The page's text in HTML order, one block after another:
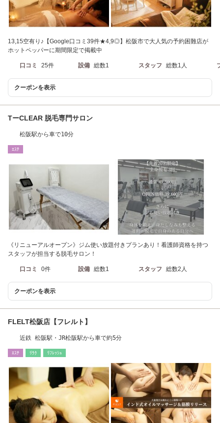
13,15空有り♪【Google口コミ39件★4,9◎】松阪市で大人気の予約困難店が
ホットペッパーに期間限定で掲載中
口コミ 25件 設備 総数1 スタッフ 総数1人
クーポンを表示
TーCLEAR 脱毛専門サロン
松阪駅から車で10分
ｴｽﾃ
《リニューアルオープン》ジム使い放題付きプランあり！看護師資格を持つ
スタッフが担当する脱毛サロン！
口コミ 0件 設備 総数1 スタッフ 総数2人
クーポンを表示
FLELT松阪店【フレルト】
近鉄 松阪駅・JR松阪駅から車で約5分
ｴｽﾃ ﾘﾗｸ ﾘﾌﾚｯｼｭ